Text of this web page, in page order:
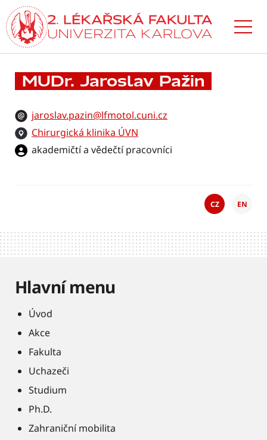
Přejít
k hlavnímu
obsahu
MUDr. Jaroslav Pažin
jaroslav.pazin@lfmotol.cuni.cz
Chirurgická klinika ÚVN
akademičtí a vědečtí pracovníci
CZ EN
Hlavní menu
Úvod
Akce
Fakulta
Uchazeči
Studium
Ph.D.
Zahraniční mobilita